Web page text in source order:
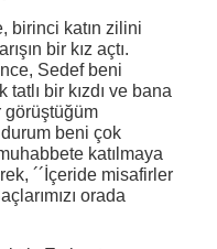
katın zilini
bir kız açtı.
Sedef beni
tatlı bir kızdı ve bana
görüştüğüm
beni çok
katılmaya
´´İçeride misafirler
orada